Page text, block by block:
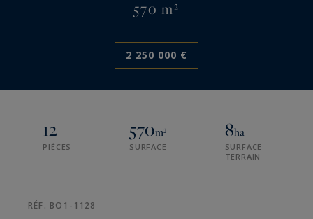
570 m²
2 250 000 €
12
PIÈCES
570m²
SURFACE
8ha
SURFACE
TERRAIN
RÉF. BO1-1128